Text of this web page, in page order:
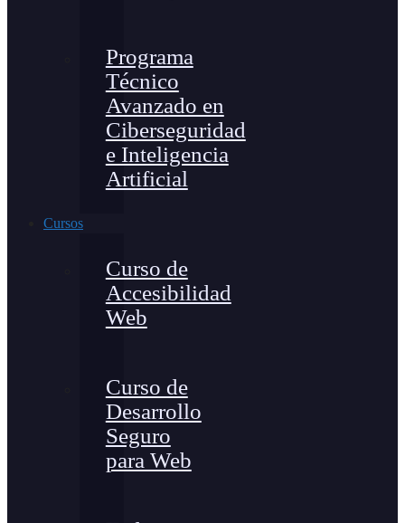
Programa
Técnico
Avanzado en
Ciberseguridad
e Inteligencia
Artificial
Cursos
Curso de
Accesibilidad
Web
Curso de
Desarrollo
Seguro
para Web